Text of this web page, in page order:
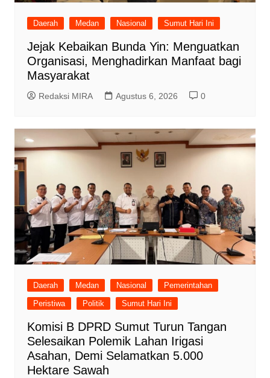
Daerah Medan Nasional Sumut Hari Ini
Jejak Kebaikan Bunda Yin: Menguatkan
Organisasi, Menghadirkan Manfaat bagi
Masyarakat
Redaksi MIRA Agustus 6, 2026 0
Daerah Medan Nasional
Pemerintahan
Peristiwa
Politik Sumut Hari Ini
Komisi B DPRD Sumut Turun Tangan
Selesaikan Polemik Lahan Irigasi
Asahan, Demi Selamatkan 5.000
Hektare Sawah